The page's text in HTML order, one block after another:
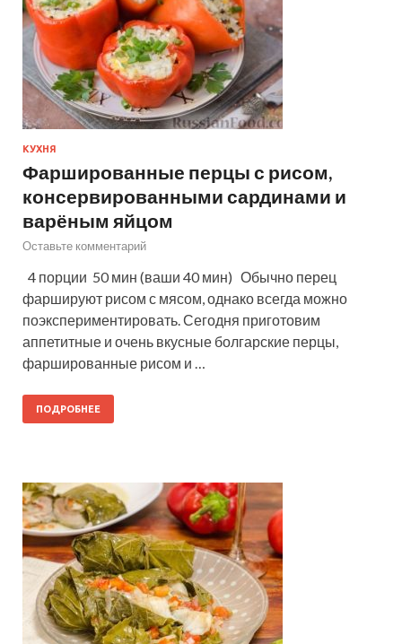
КУХНЯ
Фаршированные перцы с рисом,
консервированными сардинами и
варёным яйцом
Оставьте комментарий
4 порции 50 мин (ваши 40 мин) Обычно перец
фаршируют рисом с мясом, однако всегда можно
поэкспериментировать. Сегодня приготовим
аппетитные и очень вкусные болгарские перцы,
фаршированные рисом и …
ПОДРОБНЕЕ